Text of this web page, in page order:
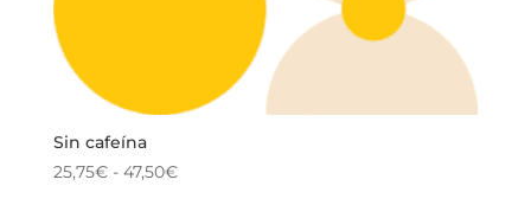
Sin cafeína
25,75€ - 47,50€Rango